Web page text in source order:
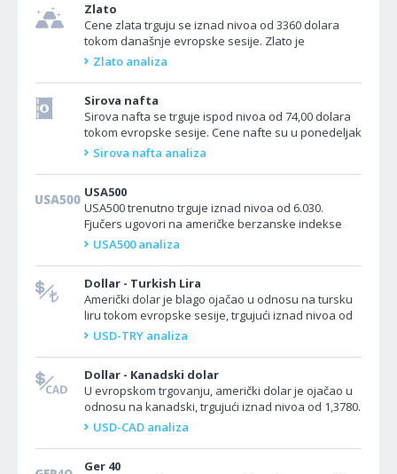
Zlato
Cene zlata trguju se iznad nivoa od 3360 dolara
tokom današnje evropske sesije. Zlato je
poskupelo u ponedeljak jer su SAD učestvovale u
Zlato analiza
Sirova nafta
Sirova nafta se trguje ispod nivoa od 74,00 dolara
tokom evropske sesije. Cene nafte su u ponedeljak
dostigle najviši nivo od januara nakon što...
Sirova nafta analiza
USA500
USA500 trenutno trguje iznad nivoa od 6.030.
Fjučers ugovori na američke berzanske indekse
porasli su u ponedeljak jer investitori procenjuju
USA500 analiza
Dollar - Turkish Lira
Američki dolar je blago ojačao u odnosu na tursku
liru tokom evropske sesije, trgujući iznad nivoa od
39,67. Par USD/TRY nastavlja da raste iako
USD-TRY analiza
Dollar - Kanadski dolar
U evropskom trgovanju, američki dolar je ojačao u
odnosu na kanadski, trgujući iznad nivoa od 1,3780.
Par USD/CAD je beležio rast jer je odluka SAD o...
USD-CAD analiza
Ger 40